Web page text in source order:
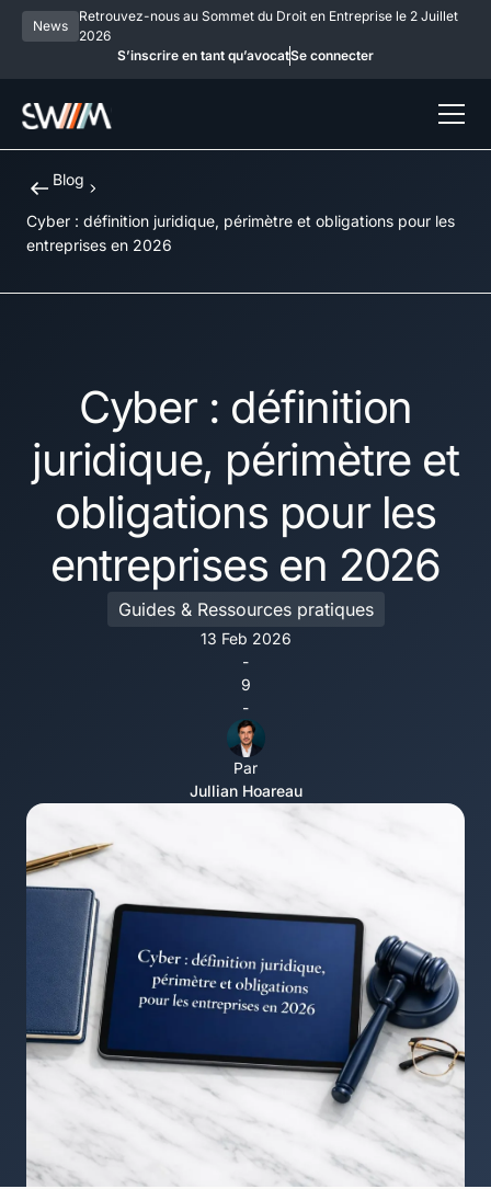
News
Retrouvez-nous au Sommet du Droit en Entreprise le 2 Juillet
2026
S’inscrire en tant qu’avocatSe connecter
Blog
Cyber : définition juridique, périmètre et obligations pour les
entreprises en 2026
Cyber : définition
juridique, périmètre et
obligations pour les
entreprises en 2026
Guides & Ressources pratiques
13 Feb 2026
-
9
-
Par
Jullian Hoareau